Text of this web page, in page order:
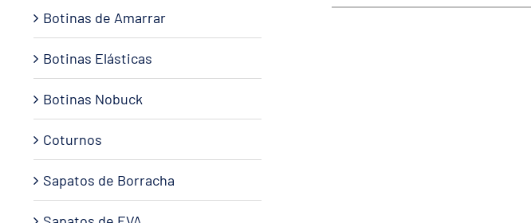
Botinas de Amarrar
Botinas Elásticas
Botinas Nobuck
Coturnos
Sapatos de Borracha